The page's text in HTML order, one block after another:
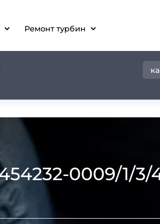
Ремонт турбин
0009/1/3/